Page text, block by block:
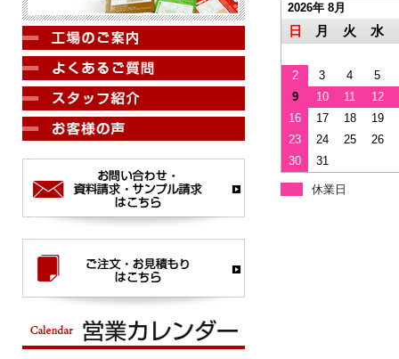
2026年 8月
日 月 火 水
2 3 4
5
9
10 11
12
16
17 18
19
23
24 25
26
30
31
休業日